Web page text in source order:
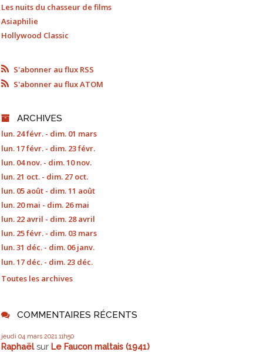
Les nuits du chasseur de films
Asiaphilie
Hollywood Classic
S'abonner au flux RSS
S'abonner au flux ATOM
ARCHIVES
lun. 24 févr. - dim. 01 mars
lun. 17 févr. - dim. 23 févr.
lun. 04 nov. - dim. 10 nov.
lun. 21 oct. - dim. 27 oct.
lun. 05 août - dim. 11 août
lun. 20 mai - dim. 26 mai
lun. 22 avril - dim. 28 avril
lun. 25 févr. - dim. 03 mars
lun. 31 déc. - dim. 06 janv.
lun. 17 déc. - dim. 23 déc.
Toutes les archives
COMMENTAIRES RÉCENTS
jeudi 04 mars 2021 11h50
Raphaëlsur Le Faucon maltais (1941)